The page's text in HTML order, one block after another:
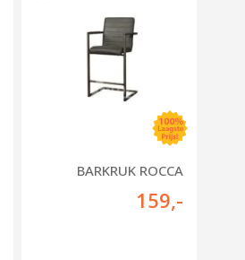
BARKRUK ROCCA
159,-